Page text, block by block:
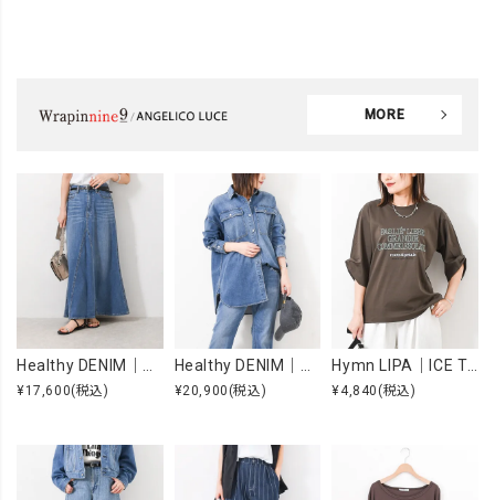
MORE
¥17,600(税込) ¥20,900 (税込) ¥4,840 (税込)